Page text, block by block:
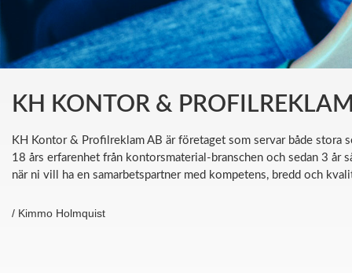
KH KONTOR &
KH Kontor & Profilreklam AB är företaget som servar både stora
18 års erfarenhet från kontorsmaterial-branschen och sedan 3
när ni vill ha en samarbetspartner med kompetens, bredd och
/ Kimmo Holmquist